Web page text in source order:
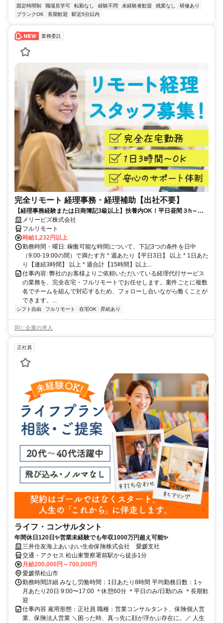
固定時間制
職場見学可 転勤なし 経験不問 未経験者歓迎 残業なし
研修あり
ブランクOK
長期歓迎 駅近5分以内
業務委託
完全リモート 経理事務・経理補助【出社不要】
【経理事務経験または日商簿記3級以上】扶養内OK！平日昼間３h～。
完全在宅で育児・介護中の方も大歓迎♪
メリービズ株式会社
フルリモート
時給1,232円以上
勤務時間・曜日: 稼働可能な時間について、下記3つの条件を日中
（9:00-19:00の間）で満たす方 * 週あたり【平日3日】 以上 * 1日あた
り【連続3時間】 以上 * 週合計【15時間】以上...
仕事内容: 弊社のお客様よりご依頼いただいている経理代行サービス
の業務を、完全在宅・フルリモートでお任せします。案件ごとに複数
名でチームを組んで対応するため、フォローし合いながら働くことが
できます。...
シフト自由 フルリモート 在宅OK 昇給あり
同じ企業の求人
正社員
ライフ・コンサルタント
年間休日120日✨️営業未経験でも年収1000万円超え可能✨
三井住友海上あいおい生命保険株式会社 愛媛支社
交通・アクセス 松山東警察署前駅から徒歩1分
月給200,000円～700,000円
愛媛県松山市
勤務時間詳細 みなし労働時間：1日あたり8時間 平均勤務日数：1ヶ
月あたり20日 9:00〜17:00 ＊休憩60分 ＊平日のみ/日勤のみ ＊長期歓
迎
仕事内容 雇用形態：正社員 職種：営業コンサルタント、保険個人営
業、保険法人営業 ＼困った時、真っ先に顔が浮かぶ存在に。／ 人生